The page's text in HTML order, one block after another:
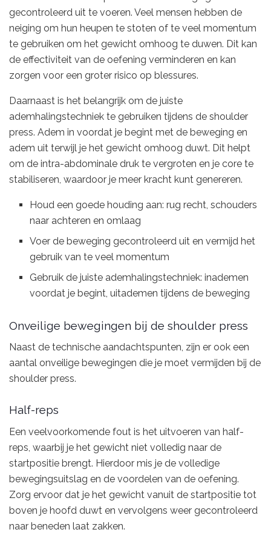
gecontroleerd uit te voeren. Veel mensen hebben de
neiging om hun heupen te stoten of te veel momentum
te gebruiken om het gewicht omhoog te duwen. Dit kan
de effectiviteit van de oefening verminderen en kan
zorgen voor een groter risico op blessures.
Daarnaast is het belangrijk om de juiste
ademhalingstechniek te gebruiken tijdens de shoulder
press. Adem in voordat je begint met de beweging en
adem uit terwijl je het gewicht omhoog duwt. Dit helpt
om de intra-abdominale druk te vergroten en je core te
stabiliseren, waardoor je meer kracht kunt genereren.
Houd een goede houding aan: rug recht, schouders
naar achteren en omlaag
Voer de beweging gecontroleerd uit en vermijd het
gebruik van te veel momentum
Gebruik de juiste ademhalingstechniek: inademen
voordat je begint, uitademen tijdens de beweging
Onveilige bewegingen bij de shoulder press
Naast de technische aandachtspunten, zijn er ook een
aantal onveilige bewegingen die je moet vermijden bij de
shoulder press.
Half-reps
Een veelvoorkomende fout is het uitvoeren van half-
reps, waarbij je het gewicht niet volledig naar de
startpositie brengt. Hierdoor mis je de volledige
bewegingsuitslag en de voordelen van de oefening.
Zorg ervoor dat je het gewicht vanuit de startpositie tot
boven je hoofd duwt en vervolgens weer gecontroleerd
naar beneden laat zakken.